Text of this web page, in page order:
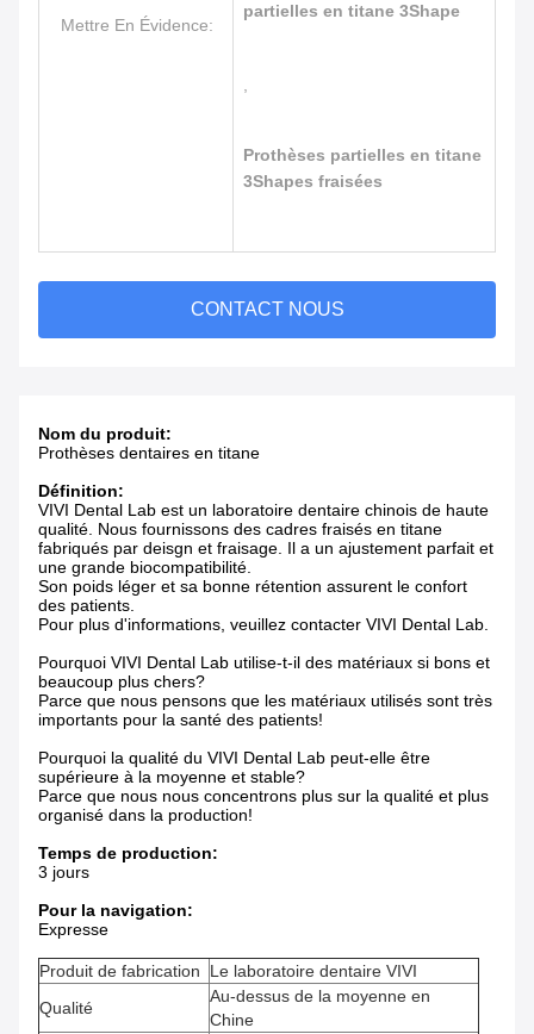
Mettre En Évidence:
partielles en titane 3Shape
Prothèses partielles en titane
3Shapes fraisées
CONTACT NOUS
Nom du produit:
Prothèses dentaires en titane
Définition:
VIVI Dental Lab est un laboratoire dentaire chinois de haute
qualité. Nous fournissons des cadres fraisés en titane
fabriqués par deisgn et fraisage. Il a un ajustement parfait et
une grande biocompatibilité.
Son poids léger et sa bonne rétention assurent le confort
des patients.
Pour plus d'informations, veuillez contacter VIVI Dental Lab.
Pourquoi VIVI Dental Lab utilise-t-il des matériaux si bons et
beaucoup plus chers?
Parce que nous pensons que les matériaux utilisés sont très
importants pour la santé des patients!
Pourquoi la qualité du VIVI Dental Lab peut-elle être
supérieure à la moyenne et stable?
Parce que nous nous concentrons plus sur la qualité et plus
organisé dans la production!
Temps de production:
3 jours
Pour la navigation:
Expresse
Produit de fabrication
Le laboratoire dentaire VIVI
Qualité
Au-dessus de la moyenne en
Chine